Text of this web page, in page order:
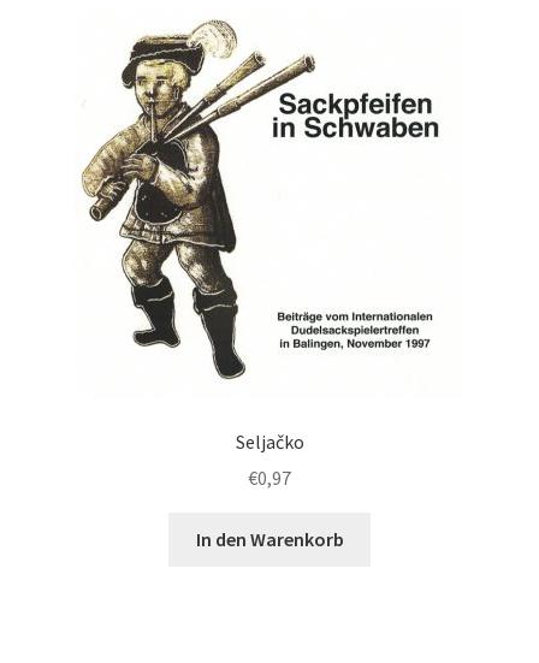
Seljačko
€0,97
In den Warenkorb